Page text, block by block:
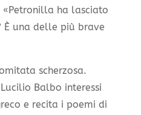
ha lasciato
È una delle più brave
scherzosa.
Balbo interessi
e recita i poemi di